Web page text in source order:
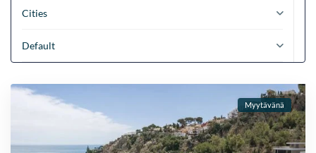
Cities
Default
Myytävänä